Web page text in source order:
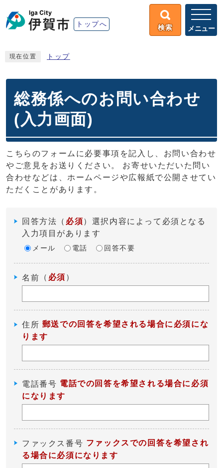
トップへ 検索 メニュー
現在位置 トップ
総務係へのお問い合わせ
(入力画面)
こちらのフォームに必要事項を記入し、お問い合わせ
やご意見をお送りください。 お寄せいただいた問い
合わせなどは、ホームページや広報紙で公開させてい
ただくことがあります。
回答方法 （ 必須）選択内容によって必須となる
入力項目があります
メール 電話 回答不要
名前 （ 必須 ）
住所 郵送での回答を希望される場合に必須にな
ります
電話番号 電話での回答を希望される場合に必須
になります
ファックス番号 ファックスでの回答を希望され
る場合に必須になります